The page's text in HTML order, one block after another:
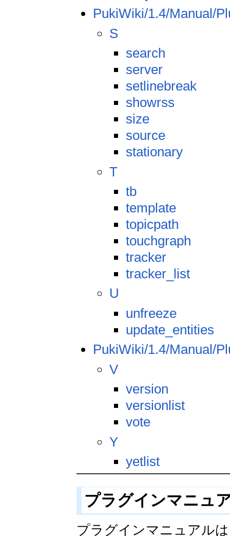
PukiWiki/1.4/Manual/
S
search
server
setlinebreak
showrss
size
source
stationary
T
tb
template
topicpath
touchgraph
tracker
tracker_list
U
unfreeze
update_entities
PukiWiki/1.4/Manual/
V
version
versionlist
vote
Y
yetlist
プラグインマニュ
プラグインマニュアル